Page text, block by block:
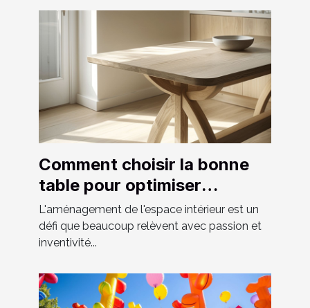
Comment choisir la bonne
table pour optimiser
l'espace chez soi
L'aménagement de l'espace intérieur est un
défi que beaucoup relèvent avec passion et
inventivité...